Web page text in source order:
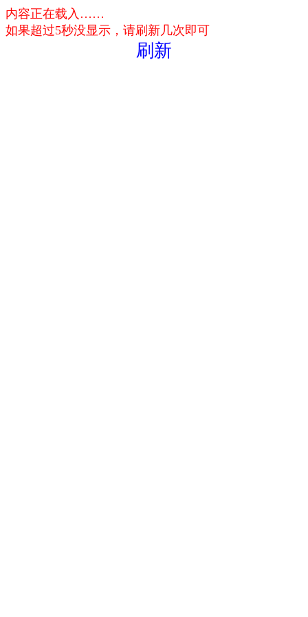
内容正在载入……
如果超过5秒没显示，请刷新几次即可
刷新